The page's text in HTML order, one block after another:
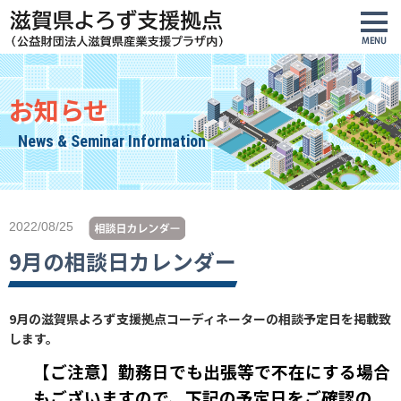
お知らせ
News & Seminar Information
2022/08/25
9月の相談日カレンダー
9月の滋賀県よろず支援拠点コーディネーターの相談予定日を掲載致
します。
【ご注意】勤務日でも出張等で不在にする場合